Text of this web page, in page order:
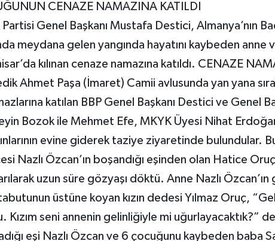
CENAZE NAMAZINA KATILDI
Partisi Genel Başkanı Mustafa Destici, Almanya’nın
meydana gelen yangında hayatını kaybeden anne
kılınan cenaze namazına katıldı. CENAZE
Ahmet Paşa (İmaret) Camii avlusunda yan yana
katılan BBP Genel Başkanı Destici ve Genel
Bozok ile Mehmet Efe, MKYK Üyesi Nihat
evine giderek taziye ziyaretinde bulundular.
Nazlı Özcan’ın boşandığı eşinden olan Hatice
uzun süre gözyaşı döktü. Anne Nazlı Özcan’ın
üstüne koyan kızın dedesi Yılmaz Oruç,
Kızım seni annenin gelinliğiyle mi uğurlayacaktık?”
eşi Nazlı Özcan ve 6 çocuğunu kaybeden baba